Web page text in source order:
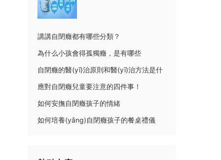
講講自閉癥都有哪些分類？
為什么小孩會得孤獨癥，是有哪些
自閉癥的醫(yī)治原則和醫(yī)治方法是什
應對自閉癥兒童要注意的四件事！
如何安撫自閉癥孩子的情緒
如何培養(yǎng)自閉癥孩子的餐桌禮儀